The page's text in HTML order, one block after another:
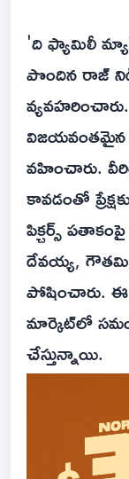
'ది ఫ్యామిలీ
పొందిన రాజ్
విజయవంతమైన
వహించారు.
కావడంతో
పిక్చర్స్
దేవయ్య,
పోషించారు. ఈ
మార్కెట్‌లో
చేస్తున్నాయి.